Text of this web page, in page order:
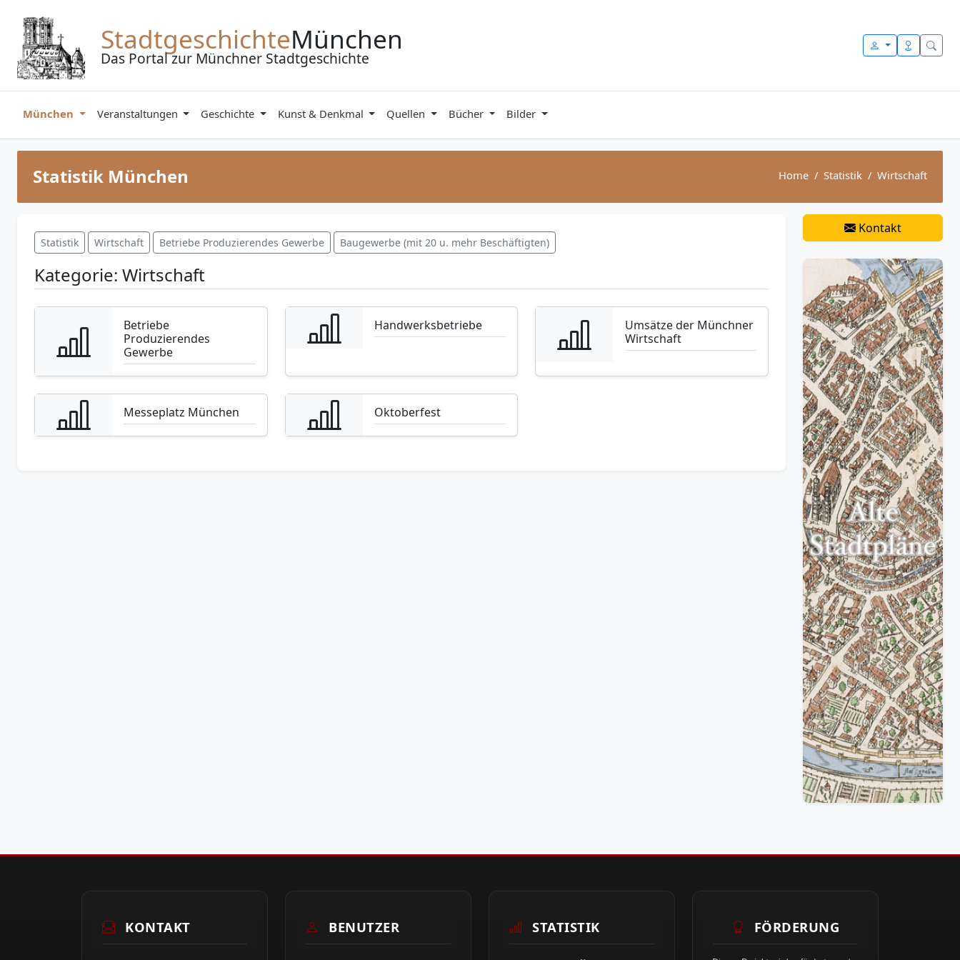
StadtgeschichteMünchen
Das Portal zur Münchner Stadtgeschichte
München Veranstaltungen Geschichte Kunst & Denkmal Quellen Bücher Bilder
Statistik München Home Statistik Wirtschaft
Statistik Wirtschaft Betriebe Produzierendes Gewerbe Baugewerbe (mit 20 u. mehr Beschäftigten)
Kategorie: Wirtschaft
Betriebe
Produzierendes
Gewerbe
Handwerksbetriebe
Umsätze der Münchner
Wirtschaft
Messeplatz München Oktoberfest
Kontakt
KONTAKT BENUTZER STATISTIK FÖRDERUNG